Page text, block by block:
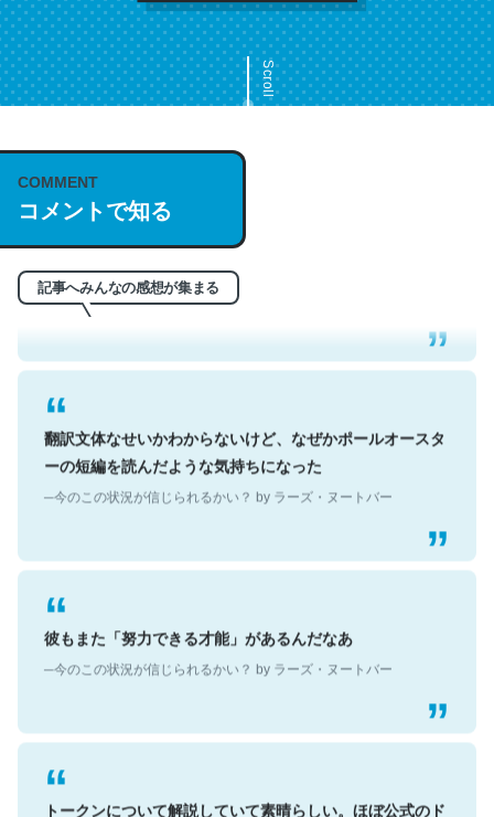
Scroll
COMMENT
コメントで知る
記事へみんなの感想が集まる
これは名文。彼はとてもクレバーなんだろうなと凄く思
─今のこの状況が信じられるかい？ by ラーズ・ヌートバー
翻訳文体なせいかわからないけど、なぜかポールオースタ
ーの短編を読んだような気持ちになった
─今のこの状況が信じられるかい？ by ラーズ・ヌートバー
彼もまた「努力できる才能」があるんだなあ
─今のこの状況が信じられるかい？ by ラーズ・ヌートバー
トークンについて解説していて素晴らしい。ほぼ公式のド